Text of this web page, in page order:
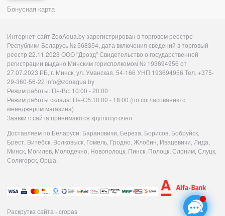
Бонусная карта
Интернет-сайт ZooAqua.by зарегистрирован в торговом реестре
Республики Беларусь № 568354, дата включения сведений в торговый
реестр 22.11.2023 ООО "Дрозд" Свидетельство о государственной
регистрации выдано Минским горисполкомом № 193694956 от
27.07.2023 РБ, г. Минск, ул. Уманская, 54-166 УНП 193694956 Тел. +375-
29-360-56-22 info@zooaqua.by
Режим работы: Пн-Вс: 10:00 - 20:00
Режим работы склада: Пн-Сб:10:00 - 18:00 (по согласованию с
менеджером магазина)
Заявки с сайта принимаются круглосуточно
Доставляем по Беларуси: Барановичи, Береза, Борисов, Бобруйск,
Брест, Витебск, Волковыск, Гомель, Гродно, Жлобин, Ивацевичи, Лида,
Минск, Могилев, Молодечно, Новополоцк, Пинск, Полоцк, Слоним, Слуцк,
Солигорск, Орша.
Раскрутка сайта - cropas